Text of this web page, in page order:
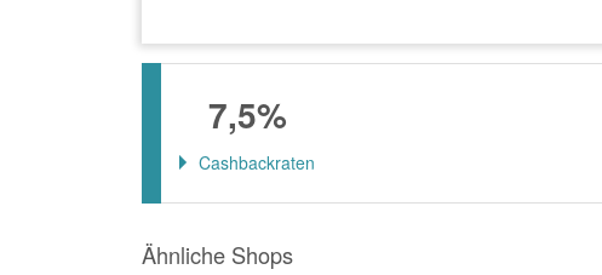
7,5%
Cashbackraten
Ähnliche Shops